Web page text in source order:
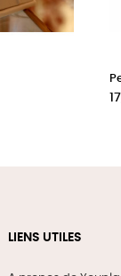
LIENS UTILES